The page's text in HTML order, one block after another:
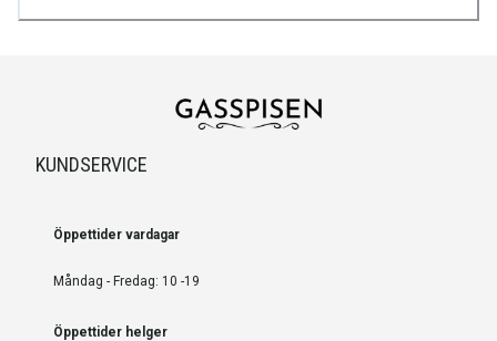
KUNDSERVICE
Öppettider vardagar
Måndag - Fredag: 10 -19
Öppettider helger